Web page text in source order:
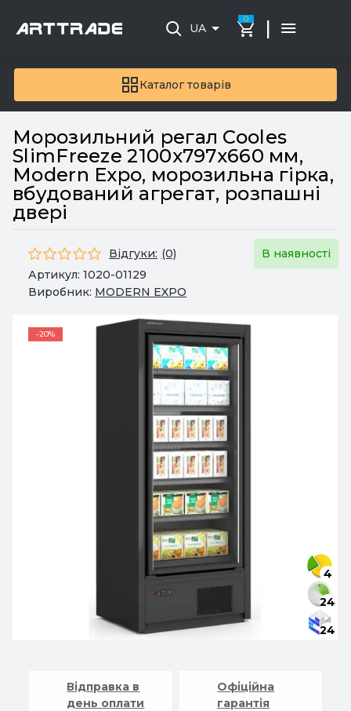
Каталог товарів
UA
0 |
Морозильний регал Cooles
SlimFreeze 2100х797х660 мм,
Modern Expo, морозильна гірка,
вбудований агрегат, розпашні
двері
Відгуки: (0)
В наявності
Артикул: 1020-01129
Виробник: MODERN EXPO
-20%
4
24
24
Відправка в
день оплати
Офіційна
гарантія